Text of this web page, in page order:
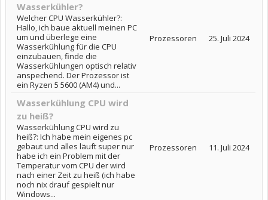
Wasserkühler?
Welcher CPU Wasserkühler?:
Hallo, ich baue aktuell meinen PC
um und überlege eine
Wasserkühlung für die CPU
einzubauen, finde die
Wasserkühlungen optisch relativ
anspechend. Der Prozessor ist
ein Ryzen 5 5600 (AM4) und...
Prozessoren 25. Juli 2024
Wasserkühlung CPU wird
zu heiß?
Wasserkühlung CPU wird zu
heiß?: Ich habe mein eigenes pc
gebaut und alles läuft super nur
habe ich ein Problem mit der
Temperatur vom CPU der wird
nach einer Zeit zu heiß (ich habe
noch nix drauf gespielt nur
Windows...
Prozessoren 11. Juli 2024